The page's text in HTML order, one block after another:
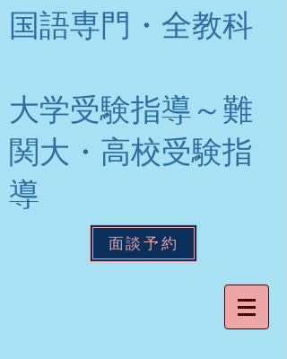
​国語専門・全教科
大学受験指導～難
関大・高校受験指
導
面談予約